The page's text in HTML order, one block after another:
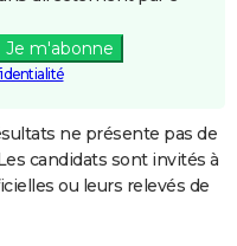
Je m'abonne
ne présente pas de
candidats sont invités à
ou leurs relevés de